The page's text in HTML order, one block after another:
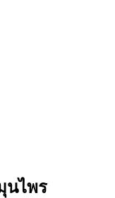
นไพร